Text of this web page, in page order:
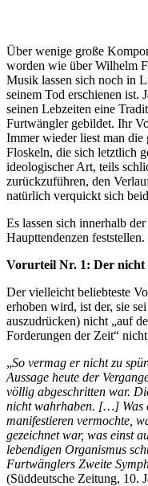
Über wenige große
worden wie über Wilhelm
Musik lassen sich noch in
seinem Tod erschienen ist.
seinen Lebzeiten eine
Furtwängler gebildet. Ihr
Immer wieder liest man die
Floskeln, die sich letztlich
ideologischer Art, teils
zurückzuführen, den
natürlich verquickt sich
Es lassen sich innerhalb
Haupttendenzen
Vorurteil Nr. 1: Der nicht
Der vielleicht beliebteste
erhoben wird, ist der, sie
auszudrücken) nicht „auf
Forderungen der Zeit“
„So vermag er nicht zu
Aussage heute der
völlig abgeschritten war.
nicht wahrhaben. […] Was
manifestieren vermochte,
gezeichnet war, was einst
lebendigen Organismus
Furtwänglers Zweite
(Süddeutsche Zeitung, 10.